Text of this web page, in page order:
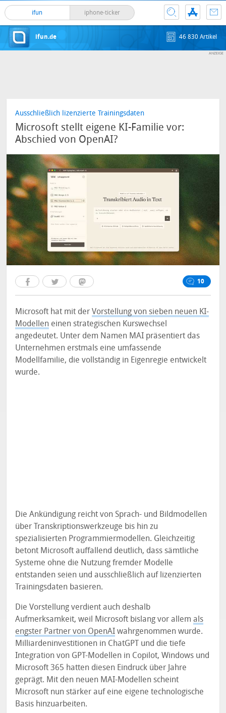
ifun iphone-ticker
ifun.de 46 830 Artikel
Ausschließlich lizenzierte Trainingsdaten
Microsoft stellt eigene KI-Familie vor:
Abschied von OpenAI?
10
Microsoft hat mit derVorstellung von sieben neuen KI-
Modellen einen strategischen Kurswechsel
angedeutet. Unter dem Namen MAI präsentiert das
Unternehmen erstmals eine umfassende
Modellfamilie, die vollständig in Eigenregie entwickelt
wurde.
Die Ankündigung reicht von Sprach- und Bildmodellen
über Transkriptionswerkzeuge bis hin zu
spezialisierten Programmiermodellen. Gleichzeitig
betont Microsoft auffallend deutlich, dass sämtliche
Systeme ohne die Nutzung fremder Modelle
entstanden seien und ausschließlich auf lizenzierten
Trainingsdaten basieren.
Die Vorstellung verdient auch deshalb
Aufmerksamkeit, weil Microsoft bislang vor allemals
engster Partner von OpenAI wahrgenommen wurde.
Milliardeninvestitionen in ChatGPT und die tiefe
Integration von GPT-Modellen in Copilot, Windows und
Microsoft 365 hatten diesen Eindruck über Jahre
geprägt. Mit den neuen MAI-Modellen scheint
Microsoft nun stärker auf eine eigene technologische
Basis hinzuarbeiten.